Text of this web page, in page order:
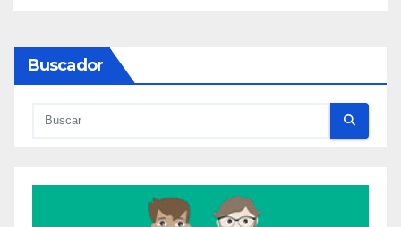
Buscador